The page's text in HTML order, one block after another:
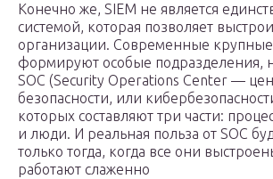
Конечно же, SIEM не является
системой, которая позволяет
организации. Современные
формируют особые подразделения,
SOC (Security Operations Center —
безопасности, или
которых составляют три части:
и люди. И реальная польза от SOC
только тогда, когда все они
работают слаженно